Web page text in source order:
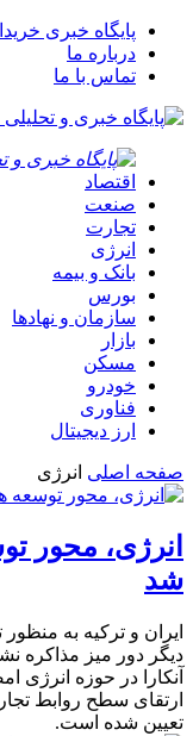
پایگاه خبری
درباره ما
تماس با ما
اقتصاد
صنعت
تجارت
انرژی
بانک و بیمه
بورس
سازمان و نهادها
بازار
مسکن
خودرو
فناوری
ارز دیجیتال
صفحه اصلی انرژی
انرژی، محور
شد
ایران و ترکیه به
دیگر دور میز مذاکره
آنکارا در حوزه انرژی
تعیین شده است.